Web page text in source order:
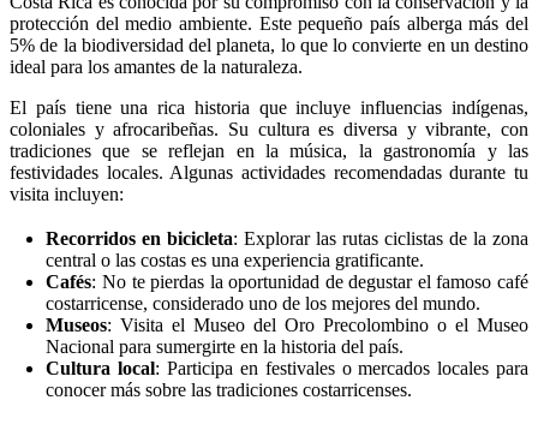
protección del medio ambiente. Este pequeño país alberga más del
5% de la biodiversidad del planeta, lo que lo convierte en un destino
ideal para los amantes de la naturaleza.
El país tiene una rica historia que incluye influencias indígenas,
coloniales y afrocaribeñas. Su cultura es diversa y vibrante, con
tradiciones que se reflejan en la música, la gastronomía y las
festividades locales. Algunas actividades recomendadas durante tu
visita incluyen:
Recorridos en bicicleta: Explorar las rutas ciclistas de la zona
central o las costas es una experiencia gratificante.
Cafés: No te pierdas la oportunidad de degustar el famoso café
costarricense, considerado uno de los mejores del mundo.
Museos: Visita el Museo del Oro Precolombino o el Museo
Nacional para sumergirte en la historia del país.
Cultura local: Participa en festivales o mercados locales para
conocer más sobre las tradiciones costarricenses.